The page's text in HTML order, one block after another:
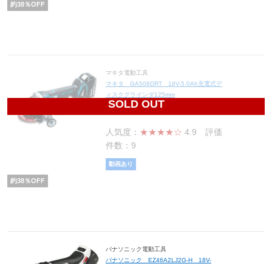
約38％OFF
SOLD OUT
マキタ電動工具
マキタ GA508DRT 18V-5.0Ah充電式デ
ィスクグラインダ125mm
36,332
人気度： ★★★★☆ 4.9 評価
件数：9
動画あり
約38％OFF
パナソニック電動工具
パナソニック EZ46A2LJ2G-H 18V-